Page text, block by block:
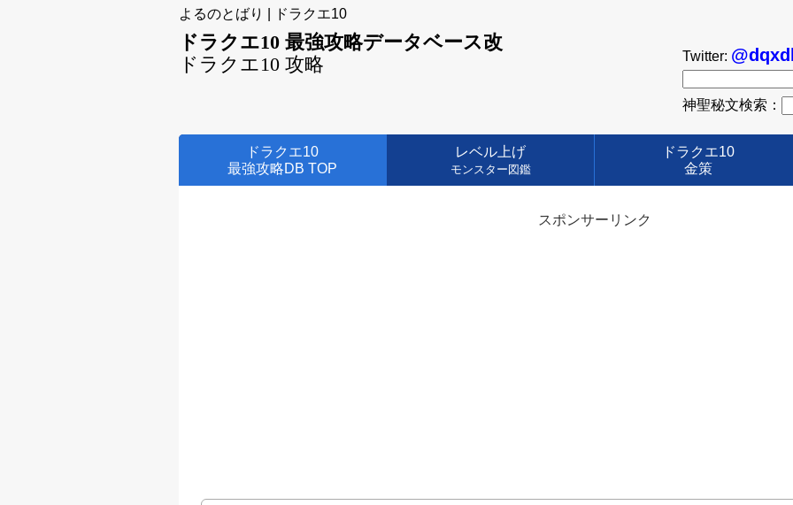
よるのとばり | ドラクエ10
ドラクエ10 最強攻略データベース改
ドラクエ10 攻略
Twitter:
神聖秘文検索：
ドラクエ10
最強攻略DB TOP
レベル上げ
モンスター図鑑
ドラクエ10
金策
スポンサーリンク